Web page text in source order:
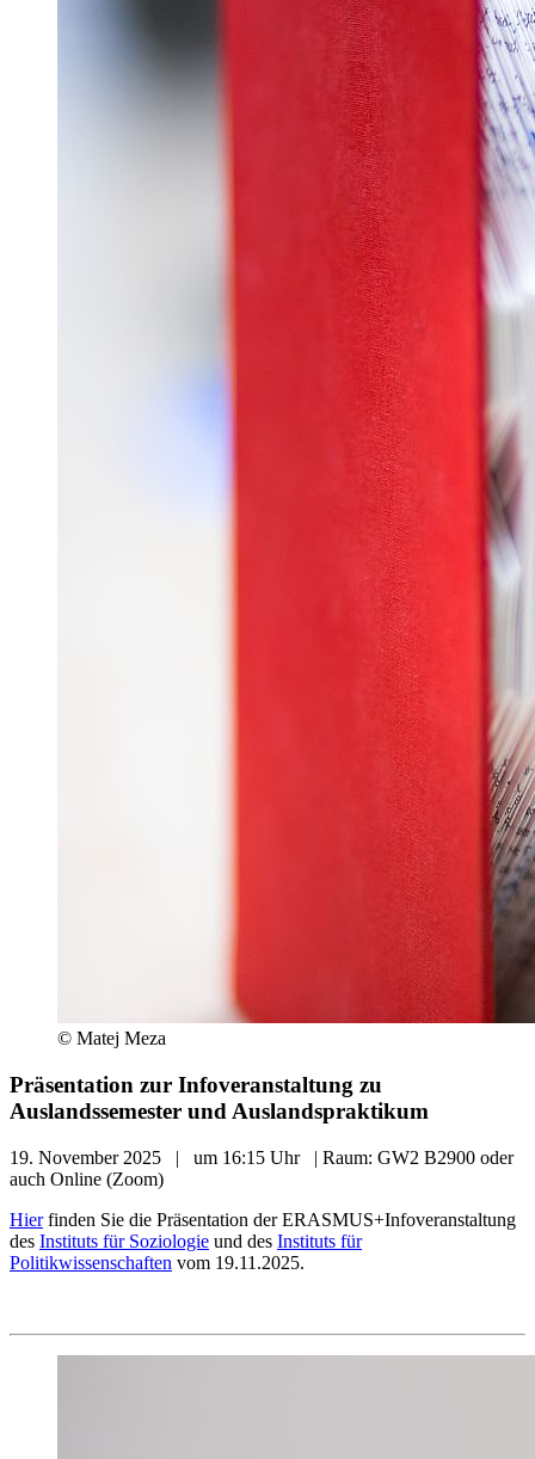
© Matej Meza
Präsentation zur Infoveranstaltung zu
Auslandssemester und Auslandspraktikum
19. November 2025 | um 16:15 Uhr | Raum: GW2 B2900 oder
auch Online (Zoom)
Hierfinden Sie die Präsentation der ERASMUS+Infoveranstaltung
des Instituts für Soziologie und des Instituts für
Politikwissenschaften vom 19.11.2025.